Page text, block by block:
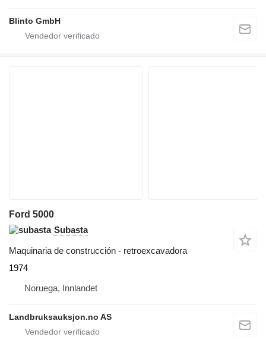
Blinto GmbH
Ford 5000
Subasta
Maquinaria de construcción - retroexcavadora
1974
Noruega, Innlandet
Landbruksauksjon.no AS